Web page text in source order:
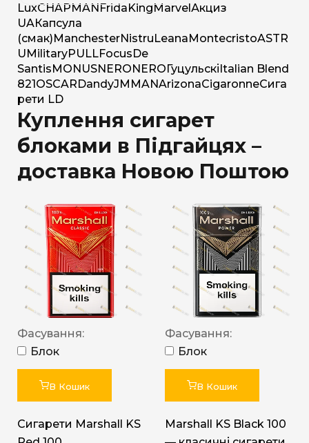
LuxCHAPMANFrida KingMarvel Акциз
UAКапсула
(смак) ManchesterNistru Leana MontecristoASTR
U MilitaryPULLFocus De
Santis MONUSNERO NERO Гуцульскі Italian Blend
821 OSCAR DandyJM MANArizonaCigaronneСига
рети LD
Куплення сигарет
блоками в Підгайцях –
доставка Новою Поштою
Фасування:
Блок
В Кошик
Сигарети Marshall KS
Фасування:
Блок
В Кошик
Marshall KS Black 100